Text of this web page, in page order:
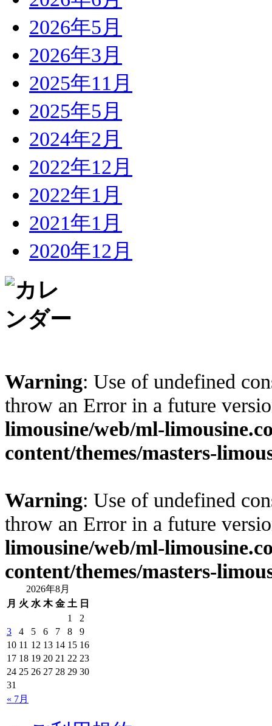
2026年5月
2026年3月
2025年11月
2025年5月
2024年2月
2022年12月
2022年1月
2021年1月
2020年12月
Warning: Use of undefined
throw an Error in a future
limousine/web/ml-
content/themes/masters-
Warning: Use of undefined
throw an Error in a future
limousine/web/ml-
content/themes/masters-
2026年8月
月 火 水 木 金 土 日
« 7月
1
2
3
4 5 6 7 8
9
10 11 12 13 14 15 16
17 18 19 20 21 22 23
24 25 26 27 28 29 30
31